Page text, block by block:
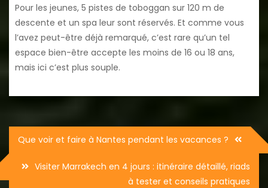
Pour les jeunes, 5 pistes de toboggan sur 120 m de
descente et un spa leur sont réservés. Et comme vous
l’avez peut-être déjà remarqué, c’est rare qu’un tel
espace bien-être accepte les moins de 16 ou 18 ans,
mais ici c’est plus souple.
Navigation
de
l’article
Que voir et faire à Nantes pendant les vacances ?
Visiter Marrakech en 4 jours : itinéraire détaillé, riads
à tester et conseils pratiques